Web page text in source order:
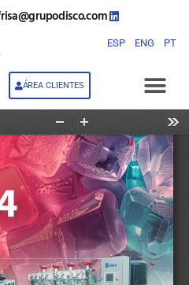
ESP ENG PT
ÁREA CLIENTES